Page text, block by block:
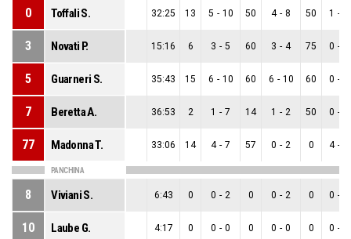
0 Toffali S. 32:25 13 5 - 10 50 4 - 8 50 1 -
3 Novati P. 15:16 6 3 - 5 60 3 - 4 75 0 -
5 Guarneri S. 35:43 15 6 - 10 60 6 - 10 60 0 -
7 Beretta A. 36:53 2 1 - 7 14 1 - 2 50 0 -
77 Madonna T. 33:06 14 4 - 7 57 0 - 2 0 4 -
PANCHINA
8 Viviani S. 6:43 0 0 - 2 0 0 - 2 0 0 -
10 Laube G. 4:17 0 0 - 0 0 0 - 0 0 0 -